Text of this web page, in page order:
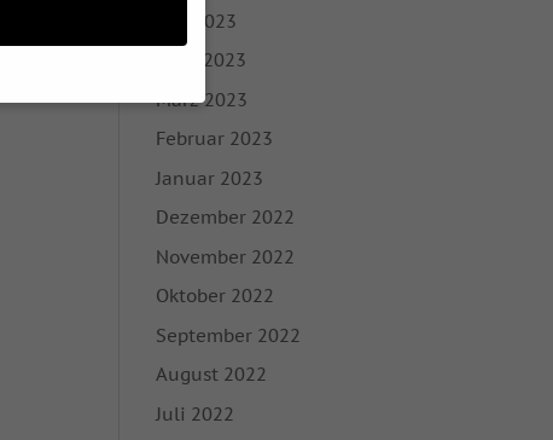
Mai 2023
April 2023
März 2023
Februar 2023
Januar 2023
Dezember 2022
November 2022
Oktober 2022
September 2022
August 2022
Juli 2022
oder Anzeigen-
Zurück